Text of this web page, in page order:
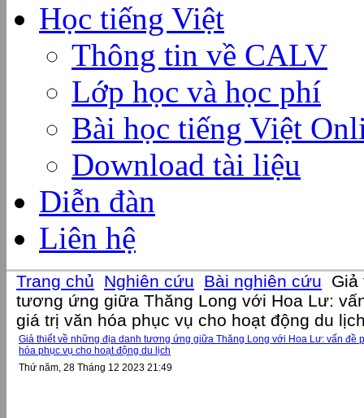
Học tiếng Việt
Thông tin về CALV
Lớp học và học phí
Bài học tiếng Việt
Download tài liệu
Diễn đàn
Liên hệ
Trang chủ Nghiên cứu Bài nghiên cứu
Giả
tương ứng giữa Thăng Long với Hoa Lư:
giá trị văn hóa phục vụ cho hoạt động du
Giả thiết về những địa danh tương ứng giữa Thăng Long với Hoa Lư: vấn đề
hóa phục vụ cho hoạt động du lịch
Thứ năm, 28 Tháng 12 2023 21:49